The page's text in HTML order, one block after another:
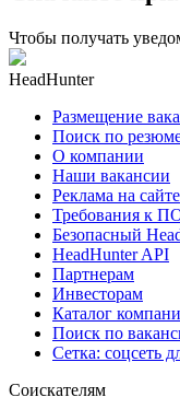
Чтобы получать
HeadHunter
Размещение
Поиск по
О компании
Наши вакансии
Реклама на сайте
Требования к
Безопасный
HeadHunter API
Партнерам
Инвесторам
Каталог
Поиск по
Сетка: соцсеть
Соискателям